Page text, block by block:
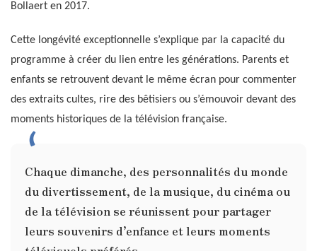
Bollaert en 2017.
Cette longévité exceptionnelle s’explique par la capacité du
programme à créer du lien entre les générations. Parents et
enfants se retrouvent devant le même écran pour commenter
des extraits cultes, rire des bêtisiers ou s’émouvoir devant des
moments historiques de la télévision française.
Chaque dimanche, des personnalités du monde
du divertissement, de la musique, du cinéma ou
de la télévision se réunissent pour partager
leurs souvenirs d’enfance et leurs moments